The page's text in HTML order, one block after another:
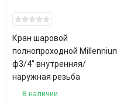
Кран шаровой
полнопроходной
ф3/4" внутренняя/
наружная резьба
В наличии